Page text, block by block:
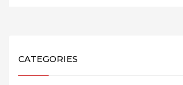
CATEGORIES